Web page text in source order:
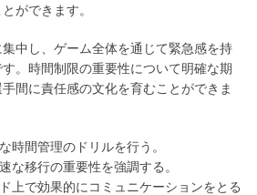
ができます。
中し、ゲーム全体を通じて緊急感を持
。時間制限の重要性について明確な期
間に責任感の文化を育むことができま
時間管理のドリルを行う。
な移行の重要性を強調する。
上で効果的にコミュニケーションをとる